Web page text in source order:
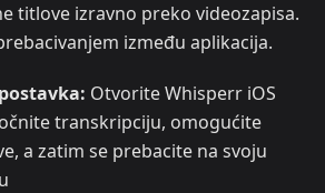
titlove izravno preko videozapisa.
između aplikacija.
Otvorite Whisperr iOS
transkripciju, omogućite
a zatim se prebacite na svoju